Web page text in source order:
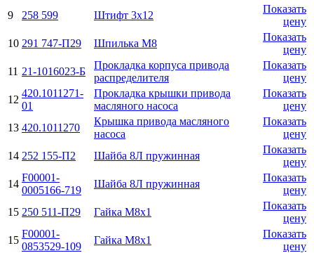
9
258 599 Штифт 3x12
Показать
цену
10 291 747-П29 Шпилька M8
Показать
цену
11 21-1016023-Б
Прокладка корпуса привода
распределителя
Показать
цену
12
420.1011271-
01
Прокладка крышки привода
масляного насоса
Показать
цену
13 420.1011270
Крышка привода масляного
насоса
Показать
цену
14 252 155-П2 Шайба 8Л пружинная
Показать
цену
14
F00001-
0005166-719
Шайба 8Л пружинная
Показать
цену
15 250 511-П29 Гайка М8х1
Показать
цену
15
F00001-
0853529-109
Гайка М8х1
Показать
цену